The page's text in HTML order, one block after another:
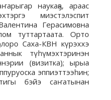
наукаҕа, араас
миэстэлэспит
Герасимовна
туттартаата. Орто
Саха-КВН күрэххэ
түһүмэхтэринэн
(визитка); ырыа
эппиэттээһин;
бэйэ саҥатынан